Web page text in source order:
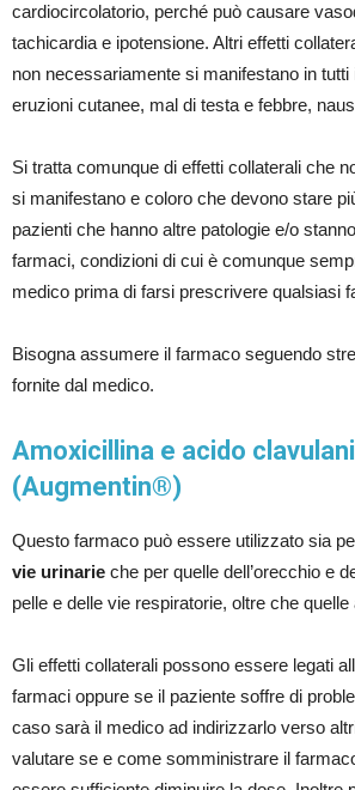
cardiocircolatorio, perché può causare
tachicardia e ipotensione. Altri effetti
non necessariamente si manifestano in tutti
eruzioni cutanee, mal di testa e febbre,
Si tratta comunque di effetti collaterali che
si manifestano e coloro che devono stare
pazienti che hanno altre patologie e/o
farmaci, condizioni di cui è comunque
medico prima di farsi prescrivere qualsiasi
Bisogna assumere il farmaco seguendo
fornite dal medico.
Amoxicillina e acido
(Augmentin®)
Questo farmaco può essere utilizzato sia
vie urinarie che per quelle dell’orecchio e
pelle e delle vie respiratorie, oltre che
Gli effetti collaterali possono essere legati
farmaci oppure se il paziente soffre di
caso sarà il medico ad indirizzarlo verso
valutare se e come somministrare il